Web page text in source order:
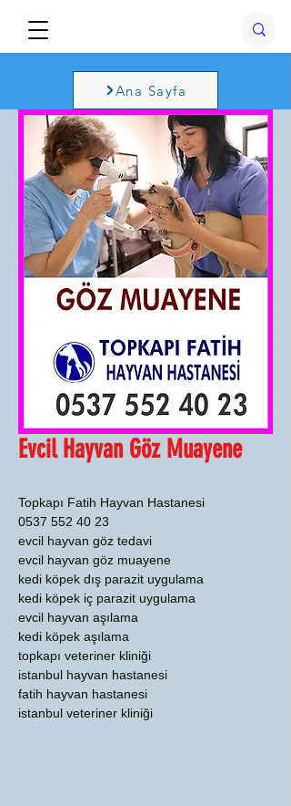
Ana Sayfa
Evcil Hayvan Göz Muayene
Topkapı Fatih Hayvan Hastanesi
0537 552 40 23
evcil hayvan göz tedavi
evcil hayvan göz muayene
kedi köpek dış parazit uygulama
kedi köpek iç parazit uygulama
evcil hayvan aşılama
kedi köpek aşılama
topkapı veteriner kliniği
istanbul hayvan hastanesi
fatih hayvan hastanesi
istanbul veteriner kliniği